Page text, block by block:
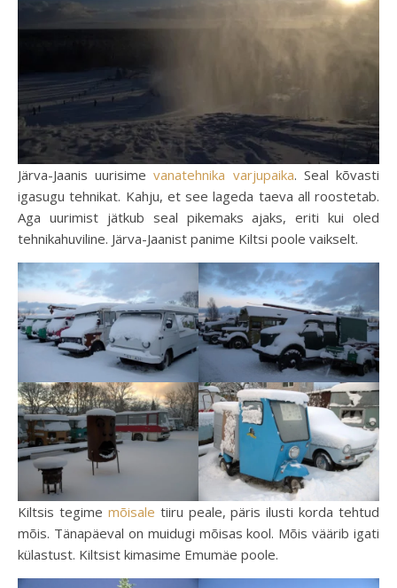
Järva-Jaanis uurisimevanatehnika varjupaika. Seal kõvasti
igasugu tehnikat. Kahju, et see lageda taeva all roostetab.
Aga uurimist jätkub seal pikemaks ajaks, eriti kui oled
tehnikahuviline. Järva-Jaanist panime Kiltsi poole vaikselt.
Kiltsis tegime mõisale tiiru peale, päris ilusti korda tehtud
mõis. Tänapäeval on muidugi mõisas kool. Mõis väärib igati
külastust. Kiltsist kimasime Emumäe poole.